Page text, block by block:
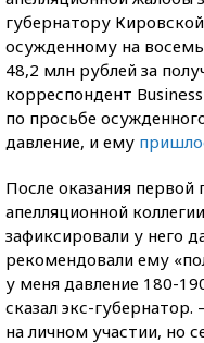
губернатору
осужденному на
48,2 млн рублей за
корреспондент
по просьбе
давление, и ему
После оказания
апелляционной
зафиксировали у него
рекомендовали ему
у меня давление 180-
сказал экс-
на личном участии, но